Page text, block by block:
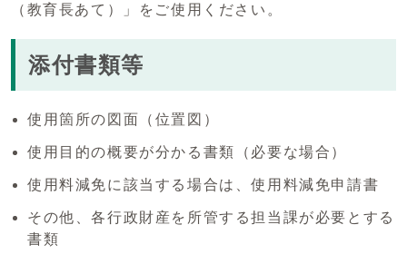
（教育長あて）」をご使用ください。
添付書類等
使用箇所の図面（位置図）
使用目的の概要が分かる書類（必要な場合）
使用料減免に該当する場合は、使用料減免申請書
その他、各行政財産を所管する担当課が必要とする
書類